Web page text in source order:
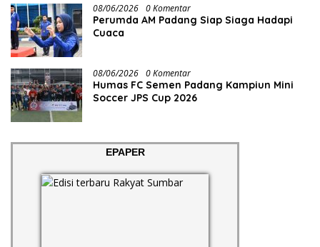
08/06/2026 0 Komentar
Perumda AM Padang Siap Siaga Hadapi
Cuaca
08/06/2026 0 Komentar
Humas FC Semen Padang Kampiun Mini
Soccer JPS Cup 2026
EPAPER